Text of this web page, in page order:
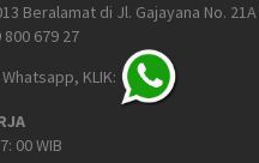
Beralamat di Jl. Gajayana No.
800 679 27
KLIK:
00 WIB